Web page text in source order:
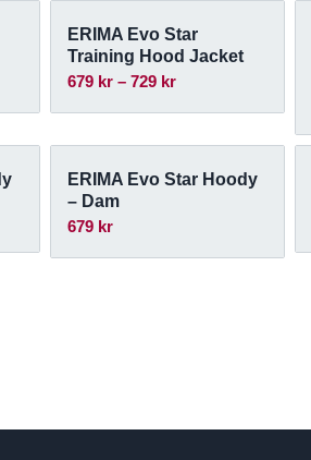
ERIMA Evo Star
Training Hood Jacket
679 kr – 729 krPrisintervall:
ERIMA Evo Star Hoody
– Dam
679 kr